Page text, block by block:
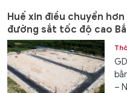
Huế xin điều chuyển
đường sắt tốc độ cao
–